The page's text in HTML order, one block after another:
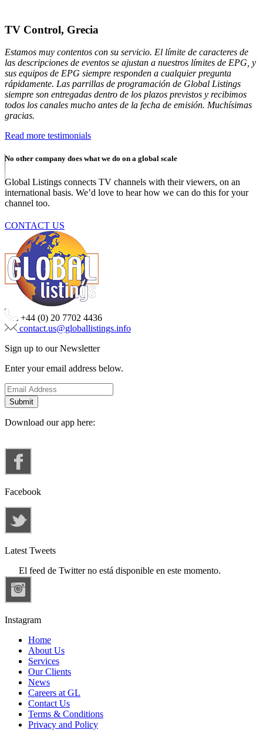
TV Control, Grecia
Estamos muy contentos con su servicio. El límite de caracteres de
las descripciones de eventos se ajustan a nuestros límites de EPG, y
sus equipos de EPG siempre responden a cualquier pregunta
rápidamente. Las parrillas de programación de Global Listings
siempre son entregadas dentro de los plazos previstos y recibimos
todos los canales mucho antes de la fecha de emisión. Muchísimas
gracias.
Read more testimonials
No other company does what we do on a global scale
Global Listings connects TV channels with their viewers, on an
international basis. We’d love to hear how we can do this for your
channel too.
CONTACT US
+44 (0) 20 7702 4436
contact.us@globallistings.info
Sign up to our Newsletter
Enter your email address below.
Download our app here:
Facebook
Latest Tweets
El feed de Twitter no está disponible en este momento.
Instagram
Home
About Us
Services
Our Clients
News
Careers at GL
Contact Us
Terms & Conditions
Privacy and Policy